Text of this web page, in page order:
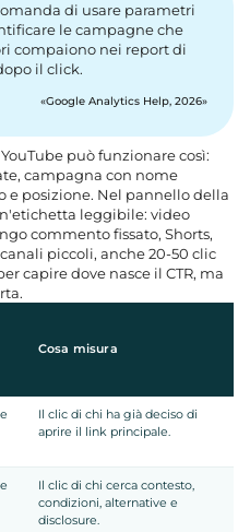
di usare parametri
le campagne che
compaiono nei report di
il click.
Google Analytics Help, 2026
può funzionare così:
campagna con nome
e posizione. Nel pannello della
leggibile: video
commento fissato, Shorts,
piccoli, anche 20-50 clic
capire dove nasce il CTR, ma
Cosa misura
Il clic di chi ha già deciso di
aprire il link principale.
Il clic di chi cerca contesto,
condizioni, alternative e
disclosure.